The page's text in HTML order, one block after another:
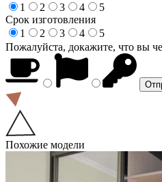
1
2 3 4
5
Срок изготовления
1
2 3 4
5
Пожалуйста, докажите, что вы
Похожие модели